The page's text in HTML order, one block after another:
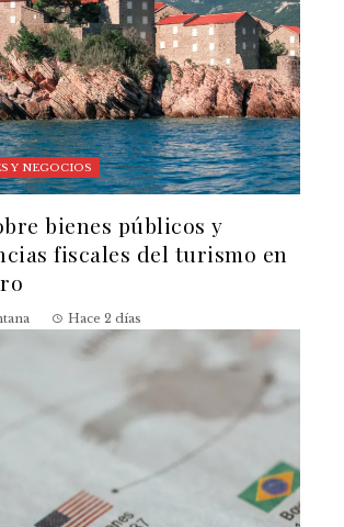
Y NEGOCIOS
bienes públicos y
fiscales del turismo en
Hace 2 días